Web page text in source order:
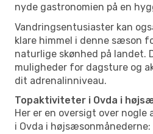
nyde gastronomien på en
Vandringsentusiaster kan
klare himmel i denne sæson
naturlige skønhed på landet.
muligheder for dagsture og
dit adrenalinniveau.
Topaktiviteter i Ovda i
Her er en oversigt over
i Ovda i højsæsonmånederne: